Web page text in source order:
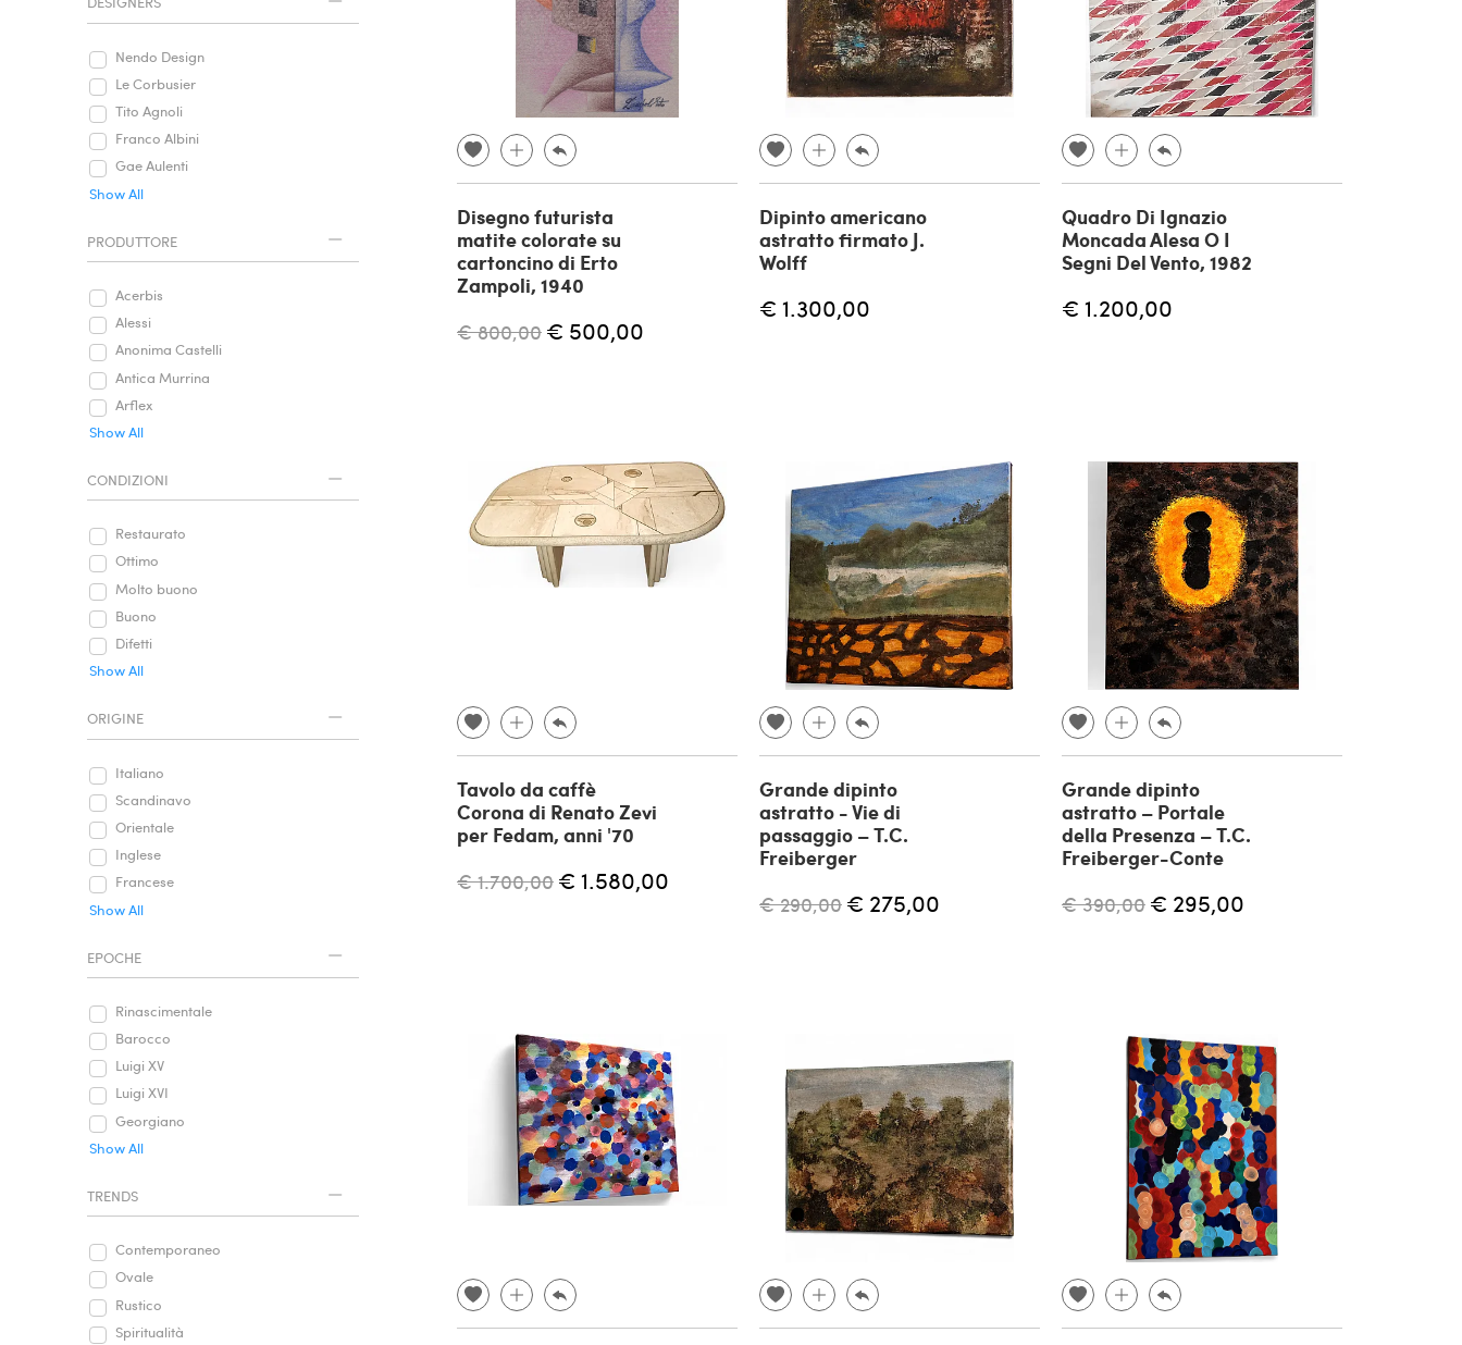
Nendo Design
Le Corbusier
Tito Agnoli
Franco Albini
Gae Aulenti
Show All
PRODUTTORE
Acerbis
Alessi
Anonima Castelli
Antica Murrina
Arflex
Show All
CONDIZIONI
Restaurato
Ottimo
Molto buono
Buono
Difetti
Show All
ORIGINE
Italiano
Scandinavo
Orientale
Inglese
Francese
Show All
EPOCHE
Rinascimentale
Barocco
Luigi XV
Luigi XVI
Georgiano
Show All
TRENDS
Contemporaneo
Ovale
Rustico
Spiritualità
Disegno futurista
matite colorate su
cartoncino di Erto
Zampoli, 1940
€ 800,00 € 500,00
Dipinto americano
astratto firmato J.
Wolff
€ 1.300,00
Quadro Di Ignazio
Moncada Alesa O I
Segni Del Vento, 1982
€ 1.200,00
Tavolo da caffè
Corona di Renato Zevi
per Fedam, anni '70
€ 1.700,00 € 1.580,00
Grande dipinto
astratto - Vie di
passaggio – T.C.
Freiberger
€ 290,00 € 275,00
Grande dipinto
astratto – Portale
della Presenza – T.C.
Freiberger-Conte
€ 390,00 € 295,00